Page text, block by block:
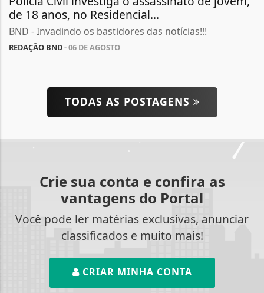
de 18 anos, no Residencial...
BND - Invadindo os bastidores das notícias!!!
REDAÇÃO BND- 06 DE AGOSTO
TODAS AS POSTAGENS
Crie sua conta e confira as
vantagens do Portal
Você pode ler matérias exclusivas, anunciar
classificados e muito mais!
CRIAR MINHA CONTA